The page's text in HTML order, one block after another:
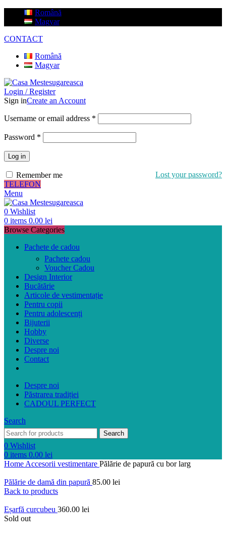
Română
Magyar
CONTACT
Română
Magyar
Login / Register
Sign inCreate an Account
Username or email address *
Password *
Log in
Lost your password?
Remember me
TELEFON
Menu
0 Wishlist
0 items 0.00 lei
Browse Categories
Pachete de cadou
Pachete cadou
Voucher Cadou
Design Interior
Bucătărie
Articole de vestimentație
Pentru copii
Pentru adolescenți
Bijuterii
Hobby
Diverse
Despre noi
Contact
Despre noi
Păstrarea tradiției
CADOUL PERFECT
Search
Search
0 Wishlist
0 items 0.00 lei
Home Accesorii vestimentare Pălărie de papură cu bor larg
Pălărie de damă din papură 85.00 lei
Back to products
Eșarfă curcubeu 360.00 lei
Sold out